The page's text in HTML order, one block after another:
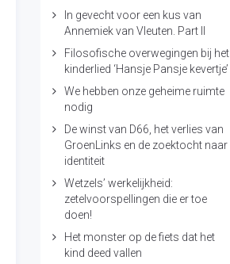
In gevecht voor een kus van
Annemiek van Vleuten. Part II
Filosofische overwegingen bij het
kinderlied ‘Hansje Pansje kevertje’
We hebben onze geheime ruimte
nodig
De winst van D66, het verlies van
GroenLinks en de zoektocht naar
identiteit
Wetzels’ werkelijkheid:
zetelvoorspellingen die er toe
doen!
Het monster op de fiets dat het
kind deed vallen